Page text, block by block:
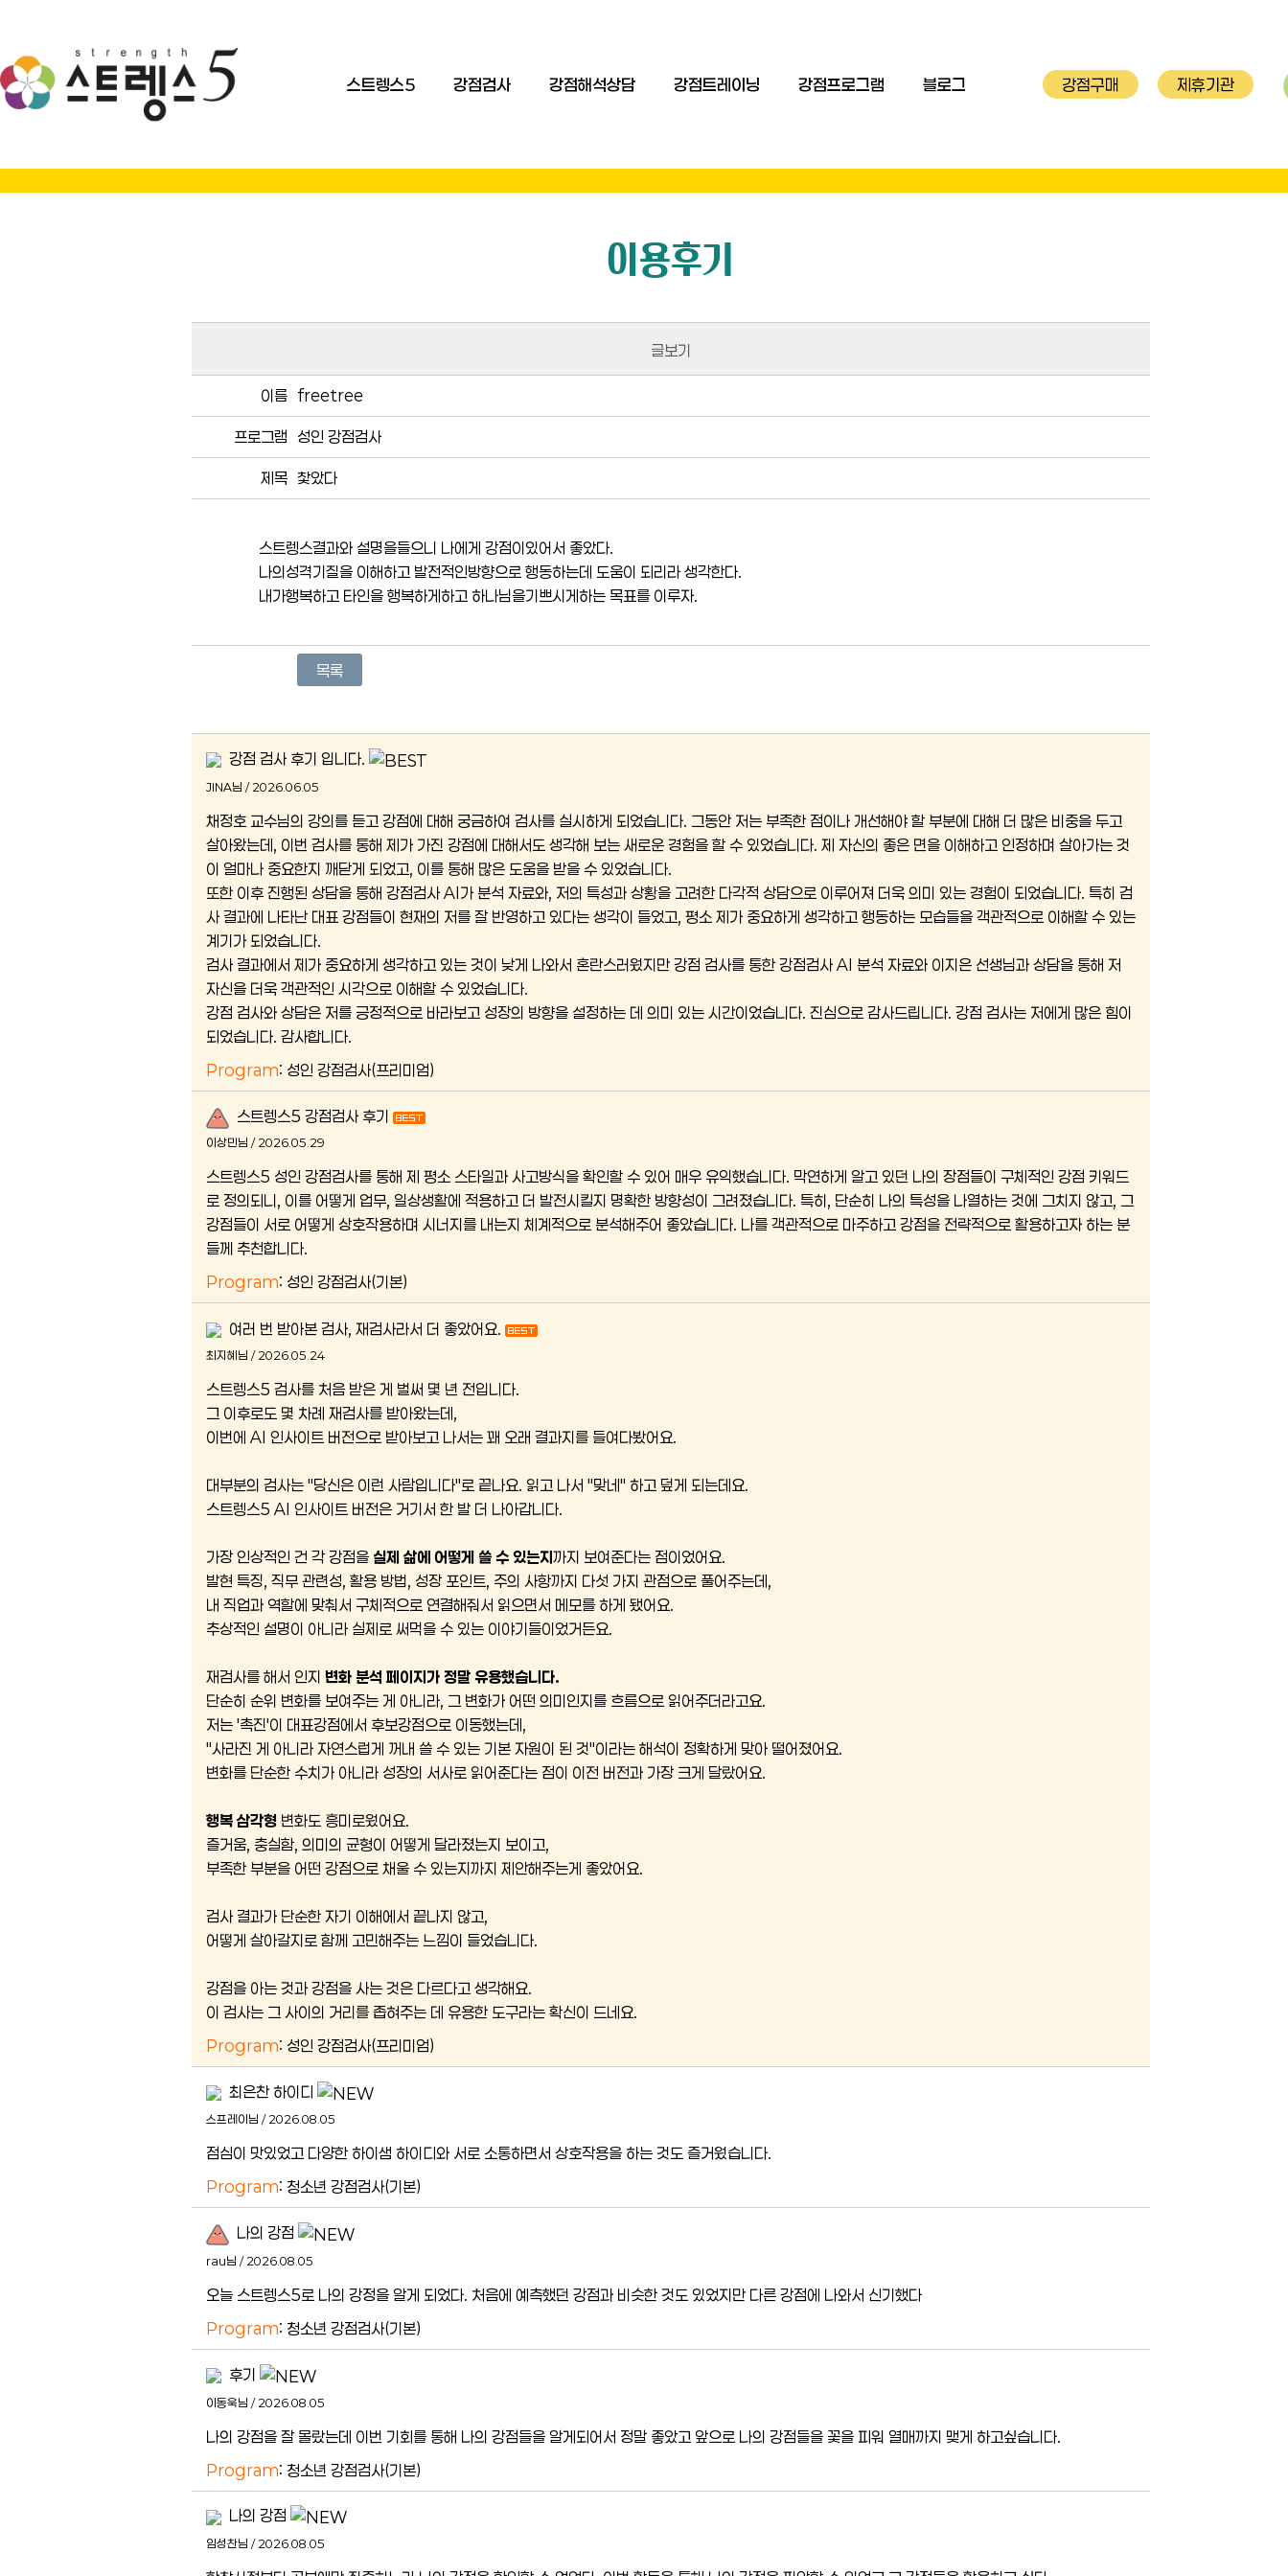
스트렝스5 강점검사 강점해석상담 강점트레이닝 강점프로그램 블로그 강점구매 제휴기관
이용후기
글보기
이름 freetree
프로그램 성인 강점검사
제목 찿았다
스트렝스결과와 설명을들으니 나에게 강점이있어서 좋았다.
나의성격기질을 이해하고 발전적인방향으로 행동하는데 도움이 되리라 생각한다.
내가행복하고 타인을 행복하게하고 하나님을기쁘시게하는 목표를 이루자.
목록
강점 검사 후기 입니다.
JINA님 / 2026.06.05
채정호 교수님의 강의를 듣고 강점에 대해 궁금하여 검사를 실시하게 되었습니다. 그동안 저는 부족한 점이나 개선해야 할 부분에 대해 더 많은 비중을 두고
살아왔는데, 이번 검사를 통해 제가 가진 강점에 대해서도 생각해 보는 새로운 경험을 할 수 있었습니다. 제 자신의 좋은 면을 이해하고 인정하며 살아가는 것
이 얼마나 중요한지 깨닫게 되었고, 이를 통해 많은 도움을 받을 수 있었습니다.
또한 이후 진행된 상담을 통해 강점검사 AI가 분석 자료와, 저의 특성과 상황을 고려한 다각적 상담으로 이루어져 더욱 의미 있는 경험이 되었습니다. 특히 검
사 결과에 나타난 대표 강점들이 현재의 저를 잘 반영하고 있다는 생각이 들었고, 평소 제가 중요하게 생각하고 행동하는 모습들을 객관적으로 이해할 수 있는
계기가 되었습니다.
검사 결과에서 제가 중요하게 생각하고 있는 것이 낮게 나와서 혼란스러웠지만 강점 검사를 통한 강점검사 AI 분석 자료와 이지은 선생님과 상담을 통해 저
자신을 더욱 객관적인 시각으로 이해할 수 있었습니다.
강점 검사와 상담은 저를 긍정적으로 바라보고 성장의 방향을 설정하는 데 의미 있는 시간이었습니다. 진심으로 감사드립니다. 강점 검사는 저에게 많은 힘이
되었습니다. 감사합니다.
Program: 성인 강점검사(프리미엄)
스트렝스5 강점검사 후기
이상민님 / 2026.05.29
스트렝스5 성인 강점검사를 통해 제 평소 스타일과 사고방식을 확인할 수 있어 매우 유익했습니다. 막연하게 알고 있던 나의 장점들이 구체적인 강점 키워드
로 정의되니, 이를 어떻게 업무, 일상생활에 적용하고 더 발전시킬지 명확한 방향성이 그려졌습니다. 특히, 단순히 나의 특성을 나열하는 것에 그치지 않고, 그
강점들이 서로 어떻게 상호작용하며 시너지를 내는지 체계적으로 분석해주어 좋았습니다. 나를 객관적으로 마주하고 강점을 전략적으로 활용하고자 하는 분
들께 추천합니다.
Program: 성인 강점검사(기본)
여러 번 받아본 검사, 재검사라서 더 좋았어요.
최지혜님 / 2026.05.24
스트렝스5 검사를 처음 받은 게 벌써 몇 년 전입니다.
그 이후로도 몇 차례 재검사를 받아왔는데,
이번에 AI 인사이트 버전으로 받아보고 나서는 꽤 오래 결과지를 들여다봤어요.
대부분의 검사는 "당신은 이런 사람입니다"로 끝나요. 읽고 나서 "맞네" 하고 덮게 되는데요.
스트렝스5 AI 인사이트 버전은 거기서 한 발 더 나아갑니다.
가장 인상적인 건 각 강점을 실제 삶에 어떻게 쓸 수 있는지까지 보여준다는 점이었어요.
발현 특징, 직무 관련성, 활용 방법, 성장 포인트, 주의 사항까지 다섯 가지 관점으로 풀어주는데,
내 직업과 역할에 맞춰서 구체적으로 연결해줘서 읽으면서 메모를 하게 됐어요.
추상적인 설명이 아니라 실제로 써먹을 수 있는 이야기들이었거든요.
재검사를 해서 인지 변화 분석 페이지가 정말 유용했습니다.
단순히 순위 변화를 보여주는 게 아니라, 그 변화가 어떤 의미인지를 흐름으로 읽어주더라고요.
저는 '촉진'이 대표강점에서 후보강점으로 이동했는데,
"사라진 게 아니라 자연스럽게 꺼내 쓸 수 있는 기본 자원이 된 것"이라는 해석이 정확하게 맞아 떨어졌어요.
변화를 단순한 수치가 아니라 성장의 서사로 읽어준다는 점이 이전 버전과 가장 크게 달랐어요.
행복 삼각형 변화도 흥미로웠어요.
즐거움, 충실함, 의미의 균형이 어떻게 달라졌는지 보이고,
부족한 부분을 어떤 강점으로 채울 수 있는지까지 제안해주는게 좋았어요.
검사 결과가 단순한 자기 이해에서 끝나지 않고,
어떻게 살아갈지로 함께 고민해주는 느낌이 들었습니다.
강점을 아는 것과 강점을 사는 것은 다르다고 생각해요.
이 검사는 그 사이의 거리를 좁혀주는 데 유용한 도구라는 확신이 드네요.
Program: 성인 강점검사(프리미엄)
최은찬 하이디
스프레이님 / 2026.08.05
점심이 맛있었고 다양한 하이샘 하이디와 서로 소통하면서 상호작용을 하는 것도 즐거웠습니다.
Program: 청소년 강점검사(기본)
나의 강점
rau님 / 2026.08.05
오늘 스트렝스5로 나의 강정을 알게 되었다. 처음에 예측했던 강점과 비슷한 것도 있었지만 다른 강점에 나와서 신기했다
Program: 청소년 강점검사(기본)
후기
이동욱님 / 2026.08.05
나의 강점을 잘 몰랐는데 이번 기회를 통해 나의 강점들을 알게되어서 정말 좋았고 앞으로 나의 강점들을 꽃을 피워 열매까지 맺게 하고싶습니다.
Program: 청소년 강점검사(기본)
나의 강점
임성찬님 / 2026.08.05